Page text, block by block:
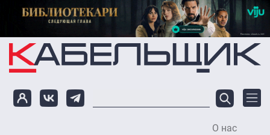
Перейти к основному содержанию
О нас